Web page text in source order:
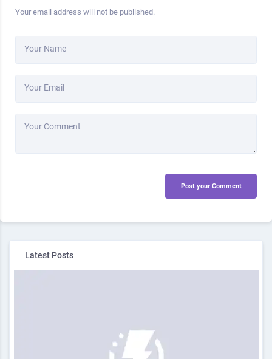
Your email address will not be published.
Your Name
Your Email
Your Comment
Post your Comment
Latest Posts